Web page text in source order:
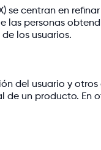
se centran en
las personas
los usuarios.
del usuario y
un producto. En